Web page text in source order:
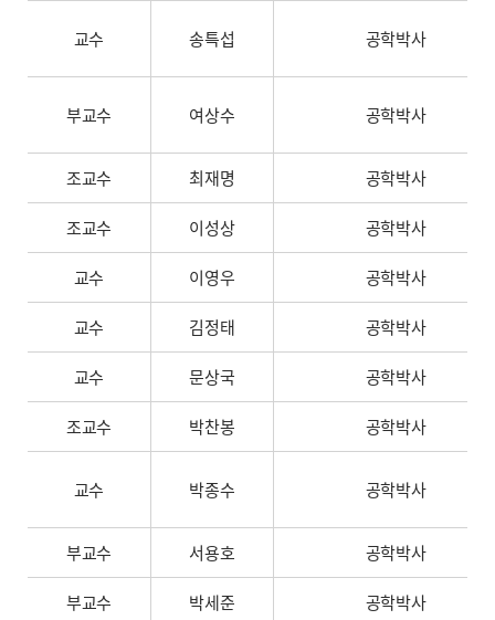
교수 송특섭 공학박사
부교수 여상수 공학박사
조교수 최재명 공학박사
조교수 이성상 공학박사
교수 이영우 공학박사
교수 김정태 공학박사
교수 문상국 공학박사
조교수 박찬봉 공학박사
교수 박종수 공학박사
부교수 서용호 공학박사
부교수 박세준 공학박사